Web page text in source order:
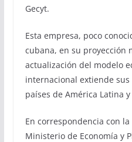
Gecyt.
Esta empresa, poco
cubana, en su proyección
actualización del modelo
internacional extiende
países de América Latina
En correspondencia con
Ministerio de Economía y